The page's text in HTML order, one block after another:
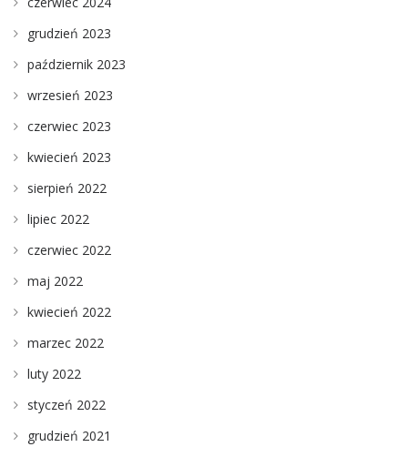
grudzień 2023
październik 2023
wrzesień 2023
czerwiec 2023
kwiecień 2023
sierpień 2022
lipiec 2022
czerwiec 2022
maj 2022
kwiecień 2022
marzec 2022
luty 2022
styczeń 2022
grudzień 2021